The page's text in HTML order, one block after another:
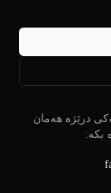
درێژە هەمان
بکە: